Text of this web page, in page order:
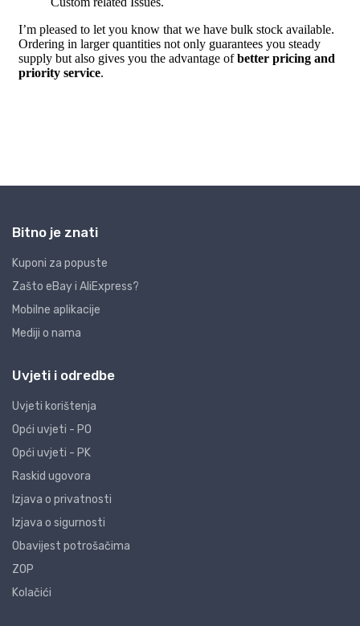
Bitno je znati
Kuponi za popuste
Zašto eBay i AliExpress?
Mobilne aplikacije
Mediji o nama
Uvjeti i odredbe
Uvjeti korištenja
Opći uvjeti - PO
Opći uvjeti - PK
Raskid ugovora
Izjava o privatnosti
Izjava o sigurnosti
Obavijest potrošačima
ZOP
Kolačići